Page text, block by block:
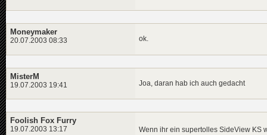
Moneymaker
20.07.2003 08:33 ok.
MisterM
19.07.2003 19:41 Joa, daran hab ich auch gedacht
Foolish Fox Furry
19.07.2003 13:17
Wenn ihr ein supertolles SideView KS